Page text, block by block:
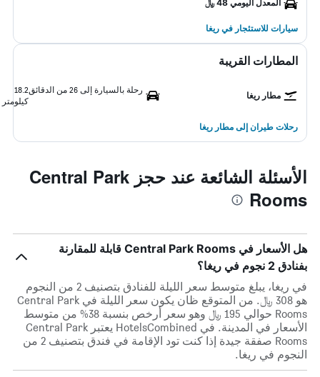
المعدل اليومي 48 ﷼
سيارات للاستئجار في ريغا
المطارات القريبة
مطار ريغا
رحلة بالسيارة إلى 26 من الدقائق
18.2
كيلومتر
رحلات طيران إلى مطار ريغا
الأسئلة الشائعة عند حجز Central Park
Rooms
هل الأسعار في Central Park Rooms قابلة للمقارنة
بفنادق 2 نجوم في ريغا؟
في ريغا، يبلغ متوسط ​​سعر الليلة للفنادق بتصنيف 2 من النجوم
هو 308 ﷼. من المتوقع ظان يكون سعر الليلة في Central Park
Rooms حوالي 195 ﷼ وهو سعر أرخص بنسبة 38% من متوسط
الأسعار في المدينة. في HotelsCombined يعتبر Central Park
Rooms صفقة جيدة إذا كنت تود الإقامة في فندق بتصنيف 2 من
النجوم في ريغا.